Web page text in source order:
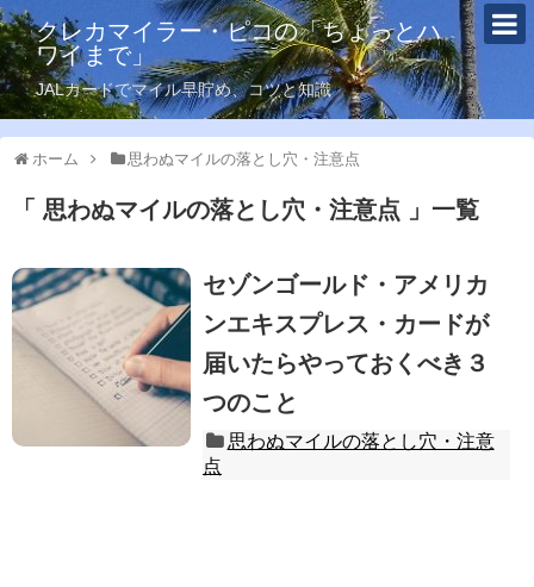
クレカマイラー・ピコの「ちょっとハ
ワイまで」
JALカードでマイル早貯め、コツと知識
ホーム 思わぬマイルの落とし穴・注意点
思わぬマイルの落とし穴・注意点 一覧
セゾンゴールド・アメリカ
ンエキスプレス・カードが
届いたらやっておくべき３
つのこと
思わぬマイルの落とし穴・注意
点